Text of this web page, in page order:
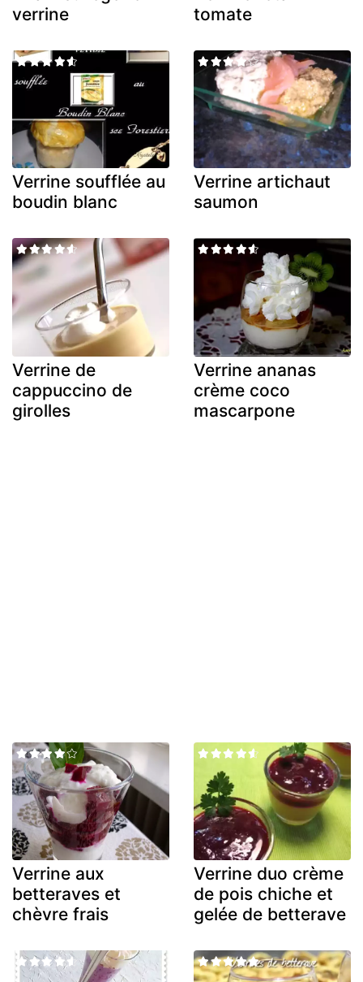
verrine
tomate
Verrine soufflée au
boudin blanc
Verrine artichaut
saumon
Verrine de
cappuccino de
girolles
Verrine ananas
crème coco
mascarpone
Verrine aux
betteraves et
chèvre frais
Verrine duo crème
de pois chiche et
gelée de betterave